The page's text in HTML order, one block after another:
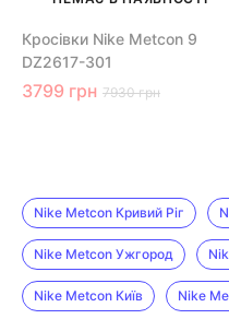
Кросівки Nike Metcon 9
DZ2617-301
3799 грн 7930 грн
Nike Metcon Кривий Ріг
Nike Metcon Ужгород
Nike Metcon Київ Nike